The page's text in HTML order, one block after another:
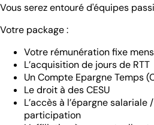
Vous serez entouré d'équipes
Votre package :
Votre rémunération fixe
L’acquisition de jours de RTT
Un Compte Epargne Temps
Le droit à des CESU
L’accès à l’épargne salariale
participation